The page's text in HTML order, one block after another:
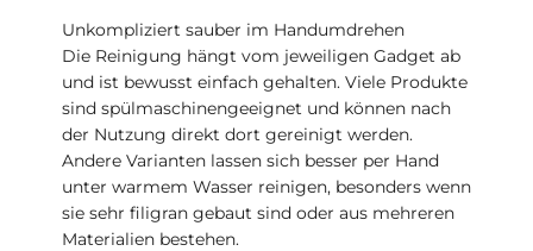
Unkompliziert sauber im Handumdrehen
Die Reinigung hängt vom jeweiligen Gadget ab
und ist bewusst einfach gehalten. Viele Produkte
sind spülmaschinengeeignet und können nach
der Nutzung direkt dort gereinigt werden.
Andere Varianten lassen sich besser per Hand
unter warmem Wasser reinigen, besonders wenn
sie sehr filigran gebaut sind oder aus mehreren
Materialien bestehen.